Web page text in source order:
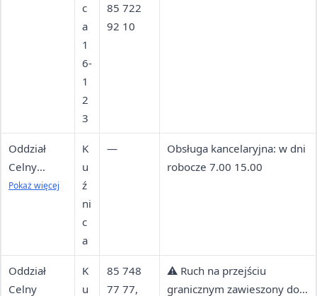
c
a
1
6-
1
2
3
85 722
92 10
Oddział
Celny
Kolejowy w
a
Dworzec
Pokaż więcej
K
u
ź
ni
c
a
—
Obsługa kancelaryjna: w dni
robocze 7.00 15.00
Oddział
Celny
K
u
85 748
77 77,
⚠️ Ruch na przejściu
granicznym zawieszony do